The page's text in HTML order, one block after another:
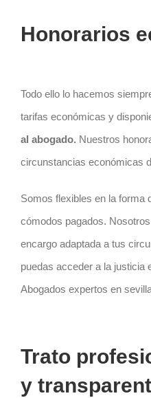
Honorarios
Todo ello lo hacemos
tarifas económicas y
al abogado. Nuestros
circunstancias económicas
Somos flexibles en la forma
cómodos pagados.
encargo adaptada a tus
puedas acceder a la justicia
Abogados expertos en
Trato
y